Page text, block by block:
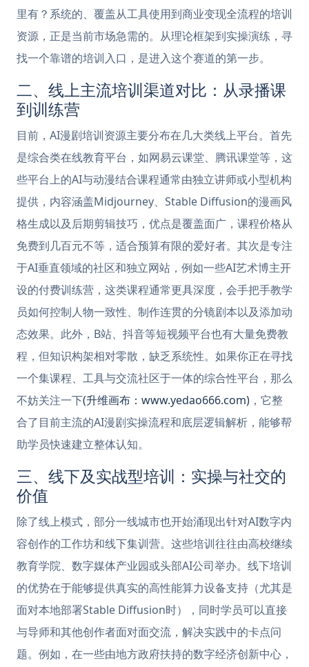
里有？系统的、覆盖从工具使用到商业变现全流程的培训
资源，正是当前市场急需的。从理论框架到实操演练，寻
找一个靠谱的培训入口，是进入这个赛道的第一步。
二、线上主流培训渠道对比：从录播课
到训练营
目前，AI漫剧培训资源主要分布在几大类线上平台。首先
是综合类在线教育平台，如网易云课堂、腾讯课堂等，这
些平台上的AI与动漫结合课程通常由独立讲师或小型机构
提供，内容涵盖Midjourney、Stable Diffusion的漫画风
格生成以及后期剪辑技巧，优点是覆盖面广，课程价格从
免费到几百元不等，适合预算有限的爱好者。其次是专注
于AI垂直领域的社区和独立网站，例如一些AI艺术博主开
设的付费训练营，这类课程通常更具深度，会手把手教学
员如何控制人物一致性、制作连贯的分镜剧本以及添加动
态效果。此外，B站、抖音等短视频平台也有大量免费教
程，但知识构架相对零散，缺乏系统性。如果你正在寻找
一个集课程、工具与交流社区于一体的综合性平台，那么
不妨关注一下(升维画布：www.yedao666.com) ，它整
合了目前主流的AI漫剧实操流程和底层逻辑解析，能够帮
助学员快速建立整体认知。
三、线下及实战型培训：实操与社交的
价值
除了线上模式，部分一线城市也开始涌现出针对AI数字内
容创作的工作坊和线下集训营。这些培训往往由高校继续
教育学院、数字媒体产业园或头部AI公司举办。线下培训
的优势在于能够提供真实的高性能算力设备支持（尤其是
面对本地部署Stable Diffusion时），同时学员可以直接
与导师和其他创作者面对面交流，解决实践中的卡点问
题。例如，在一些由地方政府扶持的数字经济创新中心，